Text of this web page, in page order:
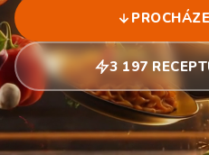
3 197